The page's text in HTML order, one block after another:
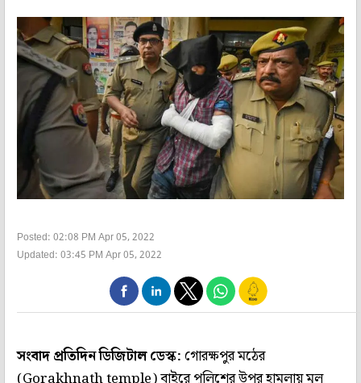
Posted: 02:08 PM Apr 05, 2022
Updated: 03:45 PM Apr 05, 2022
সংবাদ প্রতিদিন ডিজিটাল ডেস্ক:গোরক্ষপুর মঠের